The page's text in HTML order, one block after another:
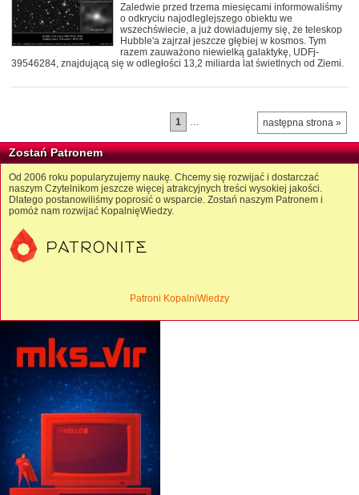
Zaledwie przed trzema miesięcami informowaliśmy
o odkryciu najodleglejszego obiektu we
wszechświecie, a już dowiadujemy się, że teleskop
Hubble'a zajrzał jeszcze głębiej w kosmos. Tym
razem zauważono niewielką galaktykę, UDFj-
39546284, znajdującą się w odległości 13,2 miliarda lat świetlnych od Ziemi.
następna strona »
1
Zostań Patronem
Od 2006 roku popularyzujemy naukę. Chcemy się rozwijać i dostarczać
naszym Czytelnikom jeszcze więcej atrakcyjnych treści wysokiej jakości.
Dlatego postanowiliśmy poprosić o wsparcie. Zostań naszym Patronem i
pomóż nam rozwijać KopalnięWiedzy.
Patroni KopalniWiedzy